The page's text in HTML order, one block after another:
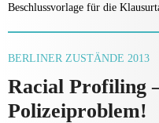
Beschlussvorlage für die
BERLINER ZUSTÄNDE 2013
Racial Profiling
Polizeiproblem!